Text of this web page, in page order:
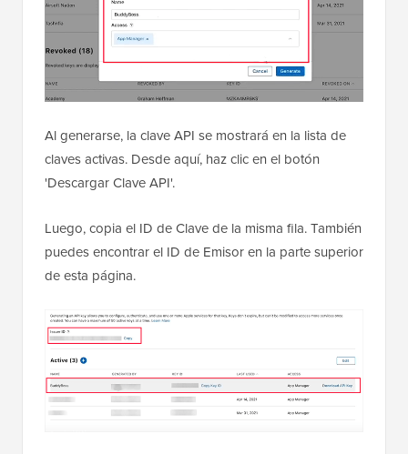
Al generarse, la clave API se mostrará en la lista de
claves activas. Desde aquí, haz clic en el botón
'Descargar Clave API'.
Luego, copia el ID de Clave de la misma fila. También
puedes encontrar el ID de Emisor en la parte superior
de esta página.